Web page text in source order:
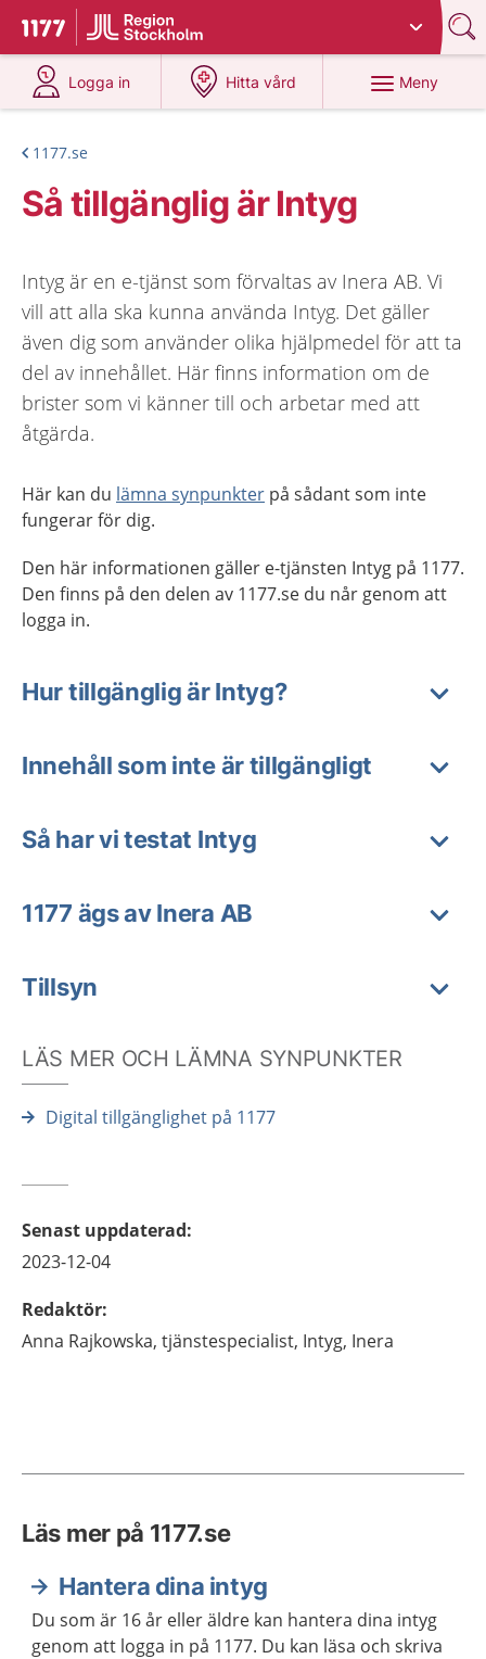
Till startsidan för 1177
Du har valt region
Logga in
på 1177.se
Hitta vård
på 1177.se
Meny
1177.se
Så tillgänglig är Intyg
Intyg är en e-tjänst som förvaltas av Inera AB. Vi
vill att alla ska kunna använda Intyg. Det gäller
även dig som använder olika hjälpmedel för att ta
del av innehållet. Här finns information om de
brister som vi känner till och arbetar med att
åtgärda.
Här kan du lämna synpunkter på sådant som inte
fungerar för dig.
Den här informationen gäller e-tjänsten Intyg på 1177.
Den finns på den delen av 1177.se du når genom att
logga in.
Hur tillgänglig är Intyg?
Innehåll som inte är tillgängligt
Så har vi testat Intyg
1177 ägs av Inera AB
Tillsyn
LÄS MER OCH LÄMNA SYNPUNKTER
Digital tillgänglighet på 1177
Senast uppdaterad:
2023-12-04
Redaktör:
Anna Rajkowska, tjänstespecialist, Intyg, Inera
Läs mer på 1177.se
Hantera dina intyg
Du som är 16 år eller äldre kan hantera dina intyg
genom att logga in på 1177. Du kan läsa och skriva